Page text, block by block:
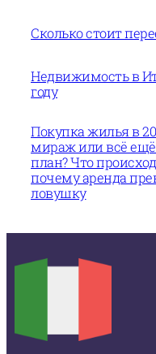
Сколько стоит
Недвижимость в
году
Покупка жилья в
мираж или всё
план? Что
почему аренда
ловушку